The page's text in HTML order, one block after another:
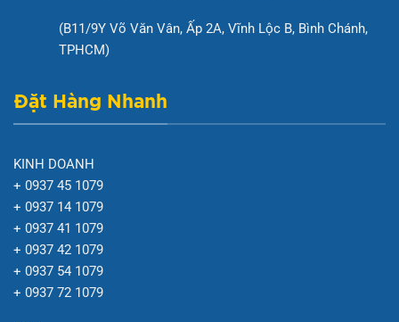
(B11/9Y Võ Văn Vân, Ấp 2A, Vĩnh Lộc B, Bình Chánh,
TPHCM)
Đặt Hàng Nhanh
KINH DOANH
+ 0937 45 1079
+ 0937 14 1079
+ 0937 41 1079
+ 0937 42 1079
+ 0937 54 1079
+ 0937 72 1079